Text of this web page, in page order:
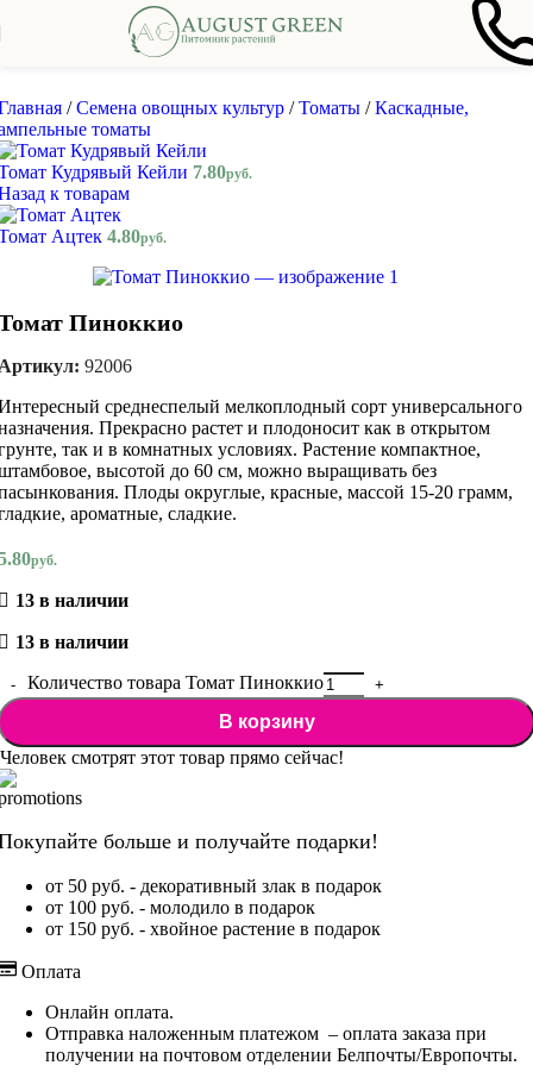
Skip to navigation Skip to main content
/ Семена овощных культур / Томаты / Каскадные,
томаты
Кудрявый Кейли 7.80руб.
к товарам
Ацтек 4.80руб.
Пиноккио
92006
среднеспелый мелкоплодный сорт универсального
Прекрасно растет и плодоносит как в открытом
так и в комнатных условиях. Растение компактное,
высотой до 60 см, можно выращивать без
Плоды округлые, красные, массой 15-20 грамм,
ароматные, сладкие.
руб.
13 в наличии
13 в наличии
Количество товара Томат Пиноккио
В корзину
Человек смотрят этот товар прямо сейчас!
больше и получайте подарки!
от 50 руб. - декоративный злак в подарок
от 100 руб. - молодило в подарок
от 150 руб. - хвойное растение в подарок
Оплата
Онлайн оплата.
Отправка наложенным платежом – оплата заказа при
получении на почтовом отделении Белпочты/Европочты.